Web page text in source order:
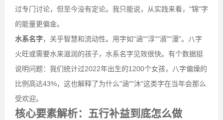
过专门讨论，但至今没有定论。我只能说，从实践来看，"锦"字
的能量更偏金。
水系名字，关乎智慧和流动性。用字如"涵""淳""淑""漫"。八字
火旺或需要水来滋润的孩子，水系名字见效很快。有个数据挺
说明问题：我们统计过2022年出生的1200个女孩，八字偏燥的
比例高达43%，这也解释了为什么"涵""沐"这类字在当年会那么
受欢迎。
核心要素解析：五行补益到底怎么做